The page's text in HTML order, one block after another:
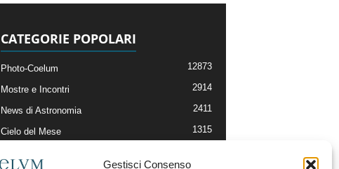
Gestisci Consenso
CATEGORIE POPOLARI
Photo-Coelum 12873
Mostre e Incontri 2914
News di Astronomia 2411
Cielo del Mese 1315